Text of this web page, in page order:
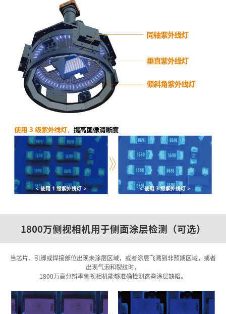
1800万侧视相机用于侧面涂层检测（可选）
当芯片、引脚或焊接部位出现未涂层区域，或者涂层飞溅到非预期区域，或者
出现气泡和裂纹时，
1800万高分辨率侧视相机能够准确检测这些涂层缺陷。